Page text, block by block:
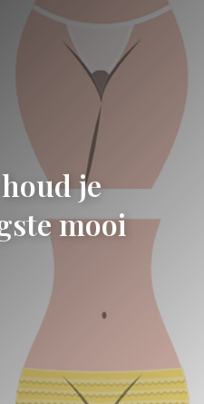
je
mooi